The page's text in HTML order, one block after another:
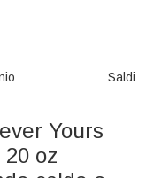
Saldi
Yours
oz